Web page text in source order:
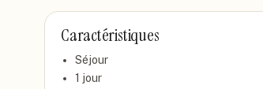
Caractéristiques
Séjour
1 jour